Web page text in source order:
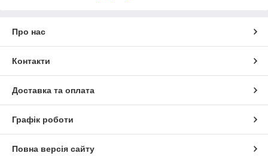
Про нас
Контакти
Доставка та оплата
Графік роботи
Повна версія сайту